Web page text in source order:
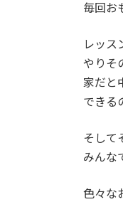
毎回お
レッス
やりそ
家だと
できる
そして
みんな
色々な